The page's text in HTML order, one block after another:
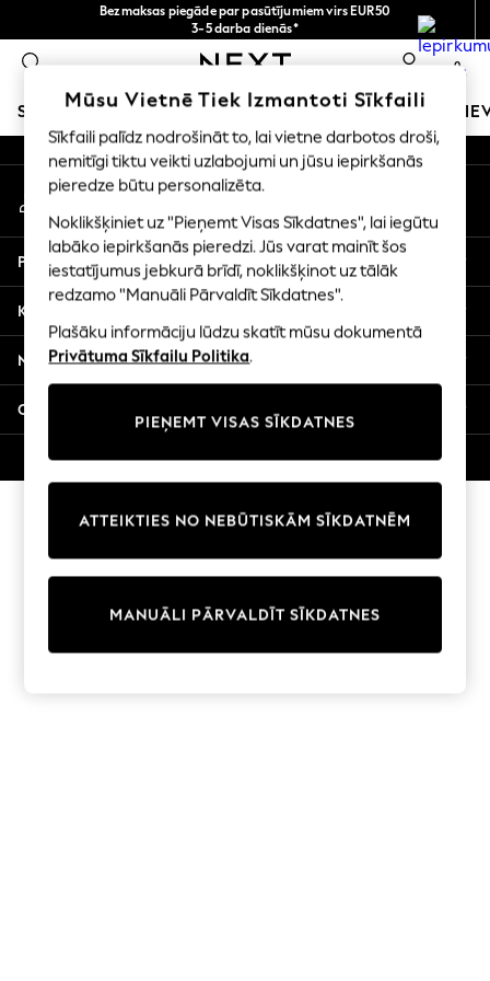
Bezmaksas piegāde par pasūtījumiem virs EUR50
3-5 darba dienās*
Tagad jūs varat
iepirkties latviešu valodā!
0
SKOLAS APĢĒRBS MEITENES ZĒNI MAZULIS
SCHOOLWEAR
All Boys Schoolwear
Shoes
Trousers
Shorts
Shirts
Polo Shirts
Sweatshirts & Jumpers
Multipacks
All Boys Sport & Swimwear
Swimwear
Tops
Joggers
An error occurred on client
Mūsu sociālie tīkli
Mans konts
Pierakstieties savā kontā
Palīdzība
Konfidencialitāte un juridiskā informācija
Nodaļas
Citi pakalpojumi
© 2026 Next Germany GmbH. Visas tiesības aizsargātas.
Mūsu Vietnē Tiek Izmantoti Sīkfaili
Sīkfaili palīdz nodrošināt to, lai vietne darbotos droši,
nemitīgi tiktu veikti uzlabojumi un jūsu iepirkšanās
pieredze būtu personalizēta.
Noklikšķiniet uz "Pieņemt Visas Sīkdatnes", lai iegūtu
labāko iepirkšanās pieredzi. Jūs varat mainīt šos
iestatījumus jebkurā brīdī, noklikšķinot uz tālāk
redzamo "Manuāli Pārvaldīt Sīkdatnes".
Plašāku informāciju lūdzu skatīt mūsu dokumentā
Privātuma Sīkfailu Politika.
PIEŅEMT VISAS SĪKDATNES
MANUĀLI PĀRVALDĪT SĪKDATNES
ATTEIKTIES NO NEBŪTISKĀM SĪKDATNĒM